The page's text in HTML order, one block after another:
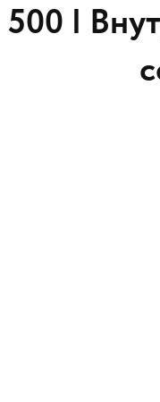
500 |